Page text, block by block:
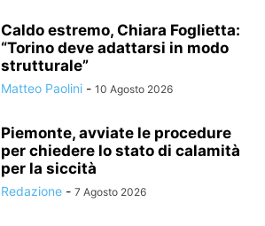
Caldo estremo, Chiara Foglietta:
“Torino deve adattarsi in modo
strutturale”
Matteo Paolini - 10 Agosto 2026
Piemonte, avviate le procedure
per chiedere lo stato di calamità
per la siccità
Redazione - 7 Agosto 2026